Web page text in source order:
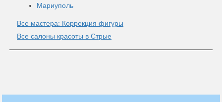
Мариуполь
Все мастера: Коррекция фигуры
Все салоны красоты в Стрые